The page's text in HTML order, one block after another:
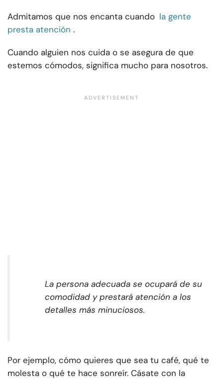
Admitamos que nos encanta cuando la gente
presta atención .
Cuando alguien nos cuida o se asegura de que
estemos cómodos, significa mucho para nosotros.
La persona adecuada se ocupará de su
comodidad y prestará atención a los
detalles más minuciosos.
Por ejemplo, cómo quieres que sea tu café, qué te
molesta o qué te hace sonreír. Cásate con la